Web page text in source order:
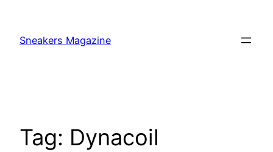
content
Sneakers Magazine
Tag: Dynacoil